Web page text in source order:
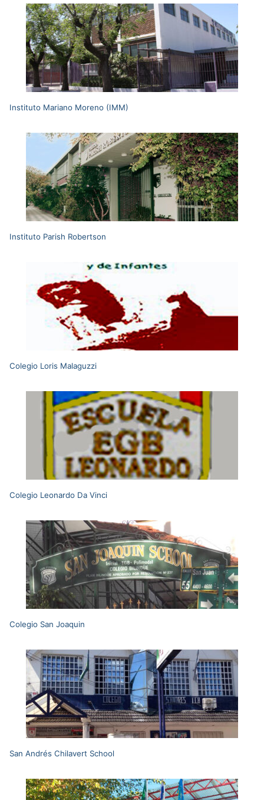
Instituto Mariano Moreno (IMM)
Instituto Parish Robertson
Colegio Loris Malaguzzi
Colegio Leonardo Da Vinci
Colegio San Joaquin
San Andrés Chilavert School